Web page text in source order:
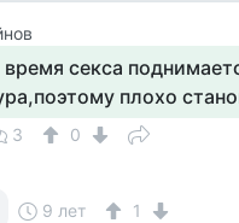
секса
плохо
3
0
9 лет 1